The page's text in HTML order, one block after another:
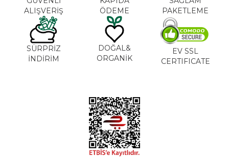
ALIŞVERİŞ
ÖDEME
PAKETLEME
SÜRPRİZ
İNDİRİM
DOĞAL&
ORGANİK
EV SSL
CERTIFICATE